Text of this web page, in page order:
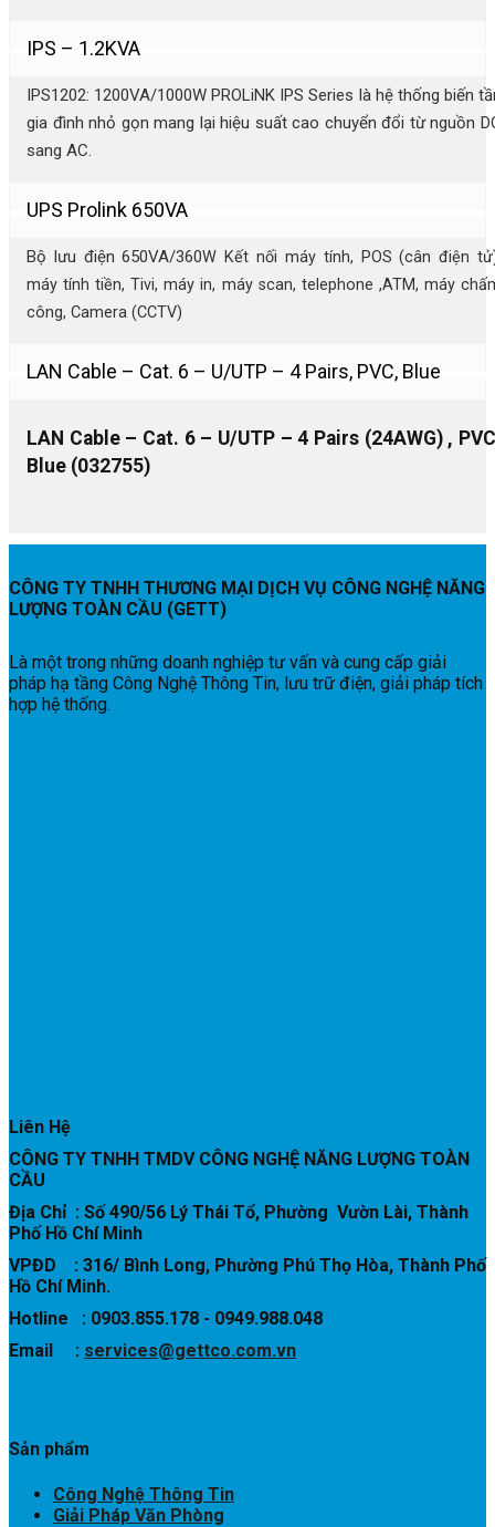
IPS – 1.2KVA
IPS1202: 1200VA/1000W PROLiNK IPS Series là hệ thống biến
gia đình nhỏ gọn mang lại hiệu suất cao chuyển đổi từ nguồn
sang AC.
UPS Prolink 650VA
Bộ lưu điện 650VA/360W Kết nối máy tính, POS (cân điện
máy tính tiền, Tivi, máy in, máy scan, telephone ,ATM, máy
công, Camera (CCTV)
LAN Cable – Cat. 6 – U/UTP – 4 Pairs, PVC, Blue
LAN Cable – Cat. 6 – U/UTP – 4 Pairs (24AWG) ,
Blue (032755)
CÔNG TY TNHH THƯƠNG MẠI DỊCH VỤ CÔNG NGHỆ NĂNG
LƯỢNG TOÀN CẦU (GETT)
Là một trong những doanh nghiệp tư vấn và cung cấp giải
pháp hạ tầng Công Nghệ Thông Tin, lưu trữ điện, giải pháp tích
hợp hệ thống.
Liên Hệ
CÔNG TY TNHH TMDV CÔNG NGHỆ NĂNG LƯỢNG TOÀN
CẦU
Địa Chỉ : Số 490/56 Lý Thái Tổ, Phường Vườn Lài, Thành
Phố Hồ Chí Minh
VPĐD : 316/ Bình Long, Phường Phú Thọ Hòa, Thành Phố
Hồ Chí Minh.
Hotline : 0903.855.178 - 0949.988.048
Email : services@gettco.com.vn
Sản phẩm
Công Nghệ Thông Tin
Giải Pháp Văn Phòng